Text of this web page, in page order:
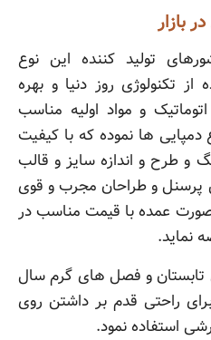
بازار
تولید کننده این نوع
از تکنولوژی روز دنیا و بهره
و مواد اولیه مناسب
ها نموده که با کیفیت
و طرح و اندازه سایز و قالب
و طراحان مجرب و قوی
صورت عمده با قیمت مناسب در
نماید.
تابستان و فصل های گرم سال
راحتی قدم بر داشتن روی
استفاده نمود.